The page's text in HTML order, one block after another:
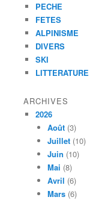
PECHE
FETES
ALPINISME
DIVERS
SKI
LITTERATURE
ARCHIVES
2026
Août (3)
Juillet (10)
Juin (10)
Mai (8)
Avril (6)
Mars (6)